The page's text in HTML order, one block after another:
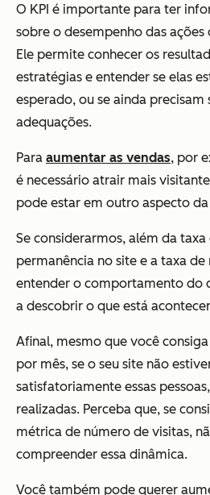
O KPI é importante para ter
sobre o desempenho das
Ele permite conhecer os
estratégias e entender se elas
esperado, ou se ainda precisam
adequações.
Para aumentar as vendas, por
é necessário atrair mais
pode estar em outro aspecto
Se considerarmos, além da
permanência no site e a taxa
entender o comportamento do
a descobrir o que está
Afinal, mesmo que você
por mês, se o seu site não
satisfatoriamente essas
realizadas. Perceba que, se
métrica de número de visitas,
compreender essa dinâmica.
Você também pode querer